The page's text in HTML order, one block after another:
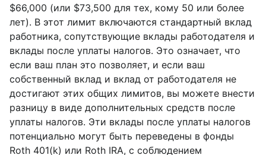
$66,000 (или $73,500 для тех, кому 50 или более
лет). В этот лимит включаются стандартный вклад
работника, сопутствующие вклады работодателя и
вклады после уплаты налогов. Это означает, что
если ваш план это позволяет, и если ваш
собственный вклад и вклад от работодателя не
достигают этих общих лимитов, вы можете внести
разницу в виде дополнительных средств после
уплаты налогов. Эти вклады после уплаты налогов
потенциально могут быть переведены в фонды
Roth 401(k) или Roth IRA, с соблюдением